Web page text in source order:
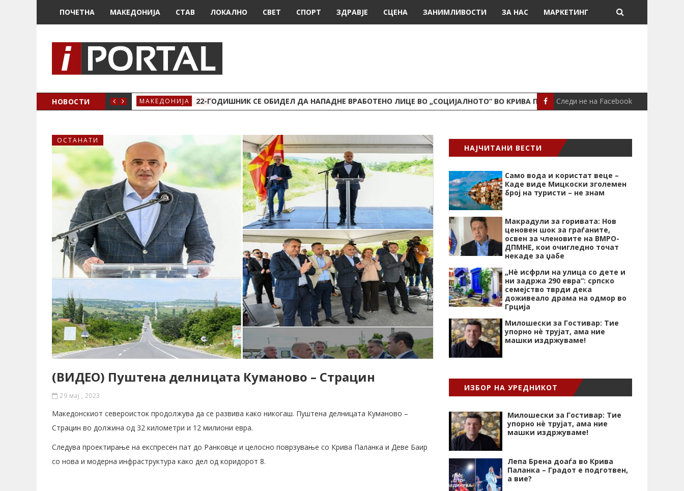
ПОЧЕТНА МАКЕДОНИЈА СТАВ ЛОКАЛНО СВЕТ СПОРТ ЗДРАВЈЕ СЦЕНА ЗАНИМЛИВОСТИ ЗА НАС МАРКЕТИНГ
НОВОСТИ
ЖЕНСКО ЗДРАВЈЕ ВО КРИВА ПАЛАНКА МАКЕДОНИЈА 22-ГОДИШНИК СЕ ОБИДЕЛ ДА НАПАДНЕ ВРАБОТЕНО ЛИЦЕ ВО „СОЦИЈАЛНОТО“ ВО КРИВА ПАЛАНКА ЛОКАЛНО ПОЖАР ВО
Следи не на Facebook
ОСТАНАТИ
(ВИДЕО) Пуштена делницата Куманово – Страцин
29 мај , 2023
Македонскиот североисток продолжува да се развива како никогаш. Пуштена делницата Куманово –
Страцин во должина од 32 километри и 12 милиони евра.
Следува проектирање на експресен пат до Ранковце и целосно поврзување со Крива Паланка и Деве Баир
со нова и модерна инфраструктура како дел од коридорот 8.
НАЈЧИТАНИ ВЕСТИ
Само вода и користат веце –
Каде виде Мицкоски зголемен
број на туристи – не знам
Макрадули за горивата: Нов
ценовен шок за граѓаните,
освен за членовите на ВМРО-
ДПМНЕ, кои очигледно точат
некаде за џабе
„Нѐ исфрли на улица со дете и
ни задржа 290 евра“: српско
семејство тврди дека
доживеало драма на одмор во
Грција
Милошески за Гостивар: Тие
упорно нѐ трујат, ама ние
машки издржуваме!
ИЗБОР НА УРЕДНИКОТ
Милошески за Гостивар: Тие
упорно нѐ трујат, ама ние
машки издржуваме!
Лепа Брена доаѓа во Крива
Паланка – Градот е подготвен,
а вие?